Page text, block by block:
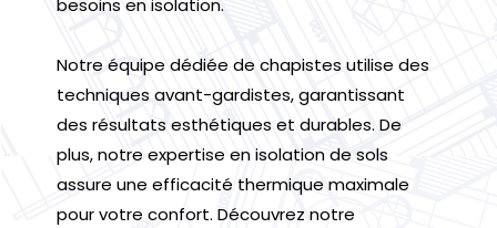
Notre équipe dédiée de chapistes utilise des
techniques avant-gardistes, garantissant
des résultats esthétiques et durables. De
plus, notre expertise en isolation de sols
assure une efficacité thermique maximale
pour votre confort. Découvrez notre